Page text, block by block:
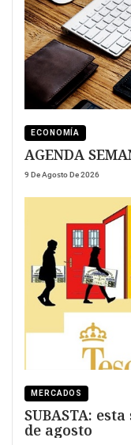
ECONOMÍA
AGENDA
9 De Agosto De 2026
MERCADOS
SUBASTA:
de agosto